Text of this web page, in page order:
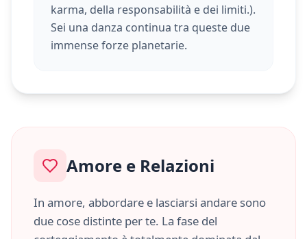
karma, della responsabilità e dei limiti.).
Sei una danza continua tra queste due
immense forze planetarie.
Amore e Relazioni
In amore, abbordare e lasciarsi andare sono
due cose distinte per te. La fase del